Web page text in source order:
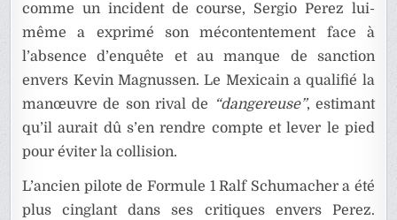
comme un incident de course, Sergio Perez lui-
même a exprimé son mécontentement face à
l’absence d’enquête et au manque de sanction
envers Kevin Magnussen. Le Mexicain a qualifié la
manœuvre de son rival de
“dangereuse”, estimant
qu’il aurait dû s’en rendre compte et lever le pied
pour éviter la collision.
L’ancien pilote de Formule 1 Ralf Schumacher a été
plus cinglant dans ses critiques envers Perez.